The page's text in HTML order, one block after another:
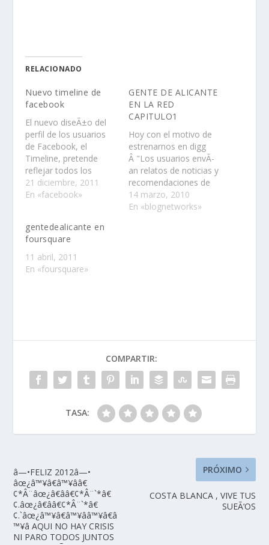
RELACIONADO
Nuevo timeline de
facebook
El nuevo diseÃ±o del
perfil de los usuarios
de Facebook, el
Timeline, pretende
reflejar todos los
acontecimientos
relevantes de cada
como definiÃ³ el
propioÂ Mark
Zuckerberg durante su
presentaciÃ³n en "la
historia de tu
el…
21 diciembre, 2011
En «facebook»
GENTE DE ALICANTE
EN LA RED
CAPITULO1
Hoy con el motivo de
estrenarnos en digg
Â "Los usuarios envÃ­
an relatos de noticias y
recomendaciones de
pÃ¡ginas web y los
ponen a disposiciÃ³n
14 marzo, 2010
En «blognetworks»
gentedealicante en
foursquare
11 abril, 2011
En «foursquare»
COMPARTIR:
TASA:
â—•FELIZ 2012â—•
âœ¿â™¥â€â™¥ââ€
¢*Â¨âœ¿â€ââ€¢*Â¨`*â€
¢.âœ¿â€ââ€¢*Â¨`*â€
¢.`âœ¿â™¥â€â™¥ââ™¥â€â
™¥â AQUI NO HAY CRISIS
NI PARO TODOS JUNTOS
PRÓXIMO
COSTA BLANCA , VIVE TUS
SUEÃ‘OS